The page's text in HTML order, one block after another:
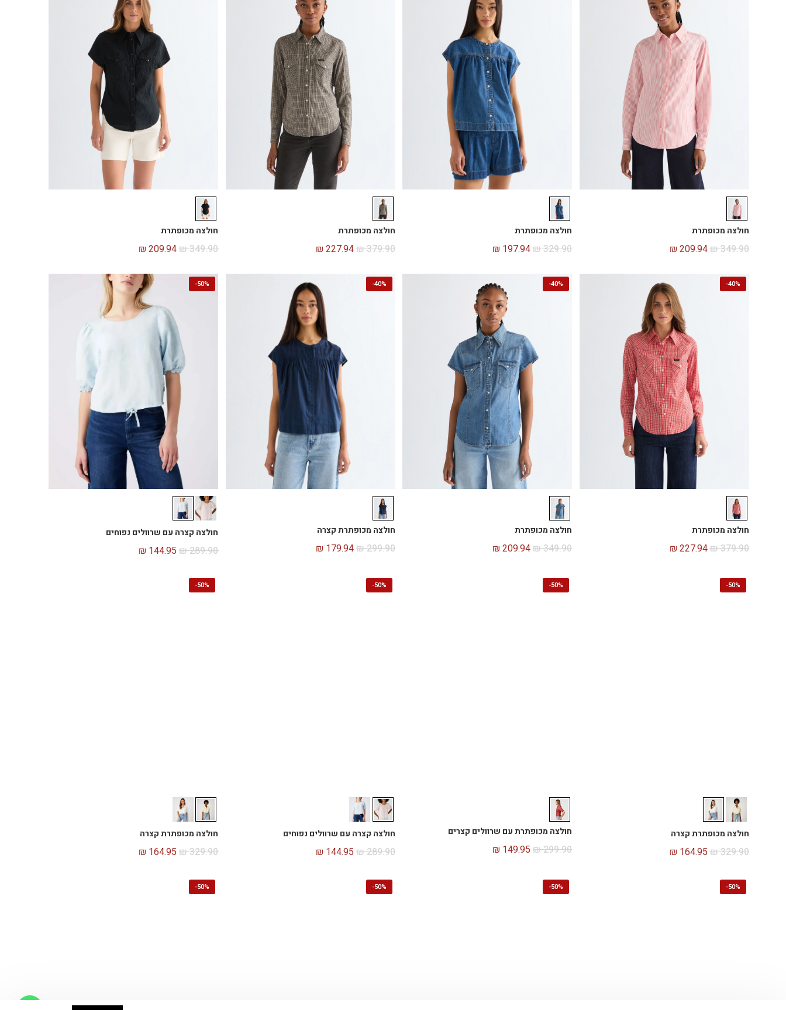
חולצה מכופתרת
₪349.90
₪ 209.94
חולצה מכופתרת
₪329.90
₪ 197.94
חולצה מכופתרת
₪379.90
₪ 227.94
חולצה מכופתרת
₪349.90
₪ 209.94
40%
-
חולצה מכופתרת
₪379.90
₪ 227.94
40%
-
חולצה מכופתרת
₪349.90
₪ 209.94
40%
-
חולצה מכופתרת קצרה
₪299.90
₪ 179.94
50%
-
חולצה קצרה עם שרוולים נפוחים
₪289.90
₪ 144.95
50%
-
חולצה מכופתרת קצרה
₪329.90
₪ 164.95
50%
-
חולצה מכופתרת עם שרוולים קצרים
₪299.90
₪ 149.95
50%
-
חולצה קצרה עם שרוולים נפוחים
₪289.90
₪ 144.95
50%
-
חולצה מכופתרת קצרה
₪329.90
₪ 164.95
50%
-
50%
-
50%
-
50%
-